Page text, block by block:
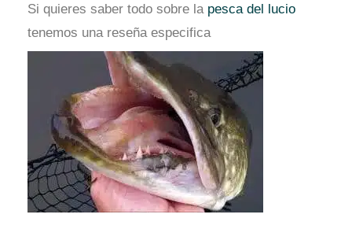
Si quieres saber todo sobre la pesca del lucio
tenemos una reseña especifica